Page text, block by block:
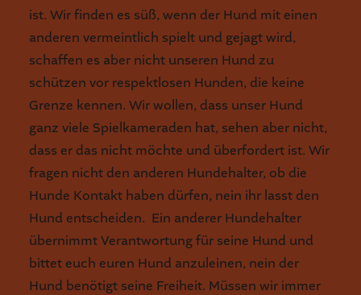
ist. Wir finden es süß, wenn der Hund mit einen
anderen vermeintlich spielt und gejagt wird,
schaffen es aber nicht unseren Hund zu
schützen vor respektlosen Hunden, die keine
Grenze kennen. Wir wollen, dass unser Hund
ganz viele Spielkameraden hat, sehen aber nicht,
dass er das nicht möchte und überfordert ist. Wir
fragen nicht den anderen Hundehalter, ob die
Hunde Kontakt haben dürfen, nein ihr lasst den
Hund entscheiden. Ein anderer Hundehalter
übernimmt Verantwortung für seine Hund und
bittet euch euren Hund anzuleinen, nein der
Hund benötigt seine Freiheit. Müssen wir immer